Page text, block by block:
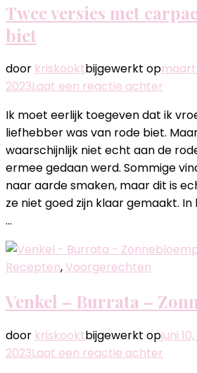
Twee versies met
biet
door kriskooktbijgewerkt opmaart
2023Laat een reactie achter
met
van
rode
biet
Ik moet eerlijk toegeven dat ik
liefhebber was van rode biet.
waarschijnlijk niet echt aan de
ermee gedaan werd. Sommige
naar aarde smaken, maar dit is
ze niet goed zijn klaar gemaakt.
…
Recepten,Voorgerechten
Venkel – Burrata –
door kriskooktbijgewerkt opjuni
2023Laat een reactie achter